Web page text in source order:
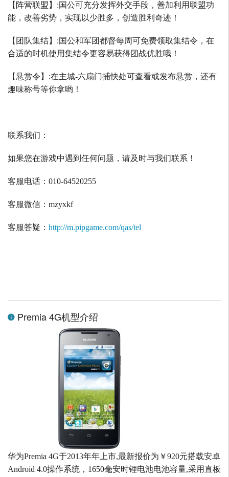
【阵营联盟】 :国公可充分发挥外交手段，善加利用联盟功
能，改善劣势，实现以少胜多，创造胜利奇迹！
【团队集结】 :国公和军团都督每周可免费领取集结令，在
合适的时机使用集结令更容易获得团战优胜哦！
【悬赏令】 :在主城-六扇门捕快处可查看或发布悬赏，还有
趣味称号等你拿哟！
联系我们：
如果您在游戏中遇到任何问题，请及时与我们联系！
客服电话： 010-64520255
客服微信： mzyxkf
客服答疑： http://m.pipgame.com/qas/tel
Premia 4G机型介绍
华为Premia 4G于2013年年上市,最新报价为￥920元搭载安卓
Android 4.0操作系统，1650毫安时锂电池电池容量,采用直板